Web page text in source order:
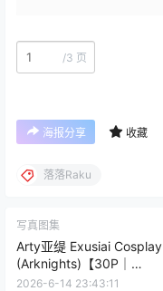
/3 页
海报分享 收藏
落落Raku
写真图集
Arty亚缇 Exusiai Cosplay
(Arknights)【30P｜
44.2MB】
2026-6-14 23:43:11